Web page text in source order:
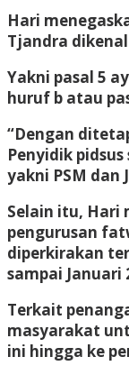
Hari
Tjandra
Yakni pasal 5
huruf b atau
“Dengan
Penyidik
yakni PSM dan
Selain itu, Hari
pengurusan
diperkirakan
sampai Januari
Terkait
masyarakat
ini hingga ke